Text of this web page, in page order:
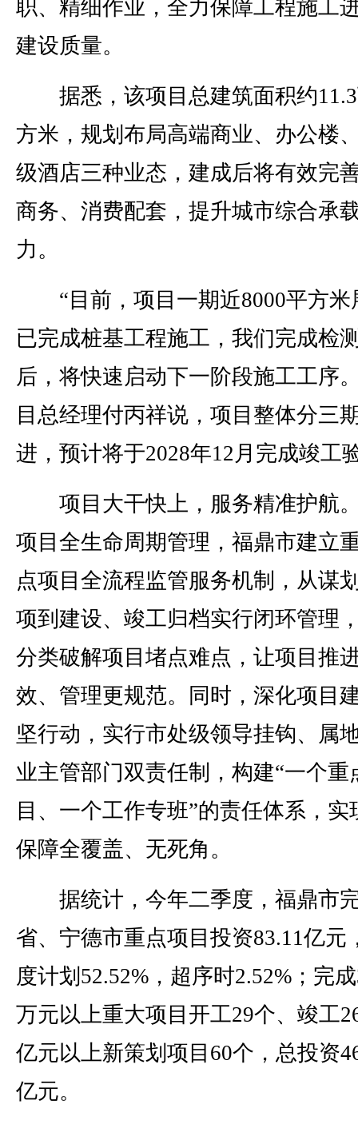
职、精细作业，全力保障工程施工
建设质量。
据悉，该项目总建筑面积约
方米，规划布局高端商业、办公楼
级酒店三种业态，建成后将有效完
商务、消费配套，提升城市综合承
力。
“目前，项目一期近8000平方米
已完成桩基工程施工，我们完成检
后，将快速启动下一阶段施工工序
目总经理付丙祥说，项目整体分三
进，预计将于2028年12月完成竣工
项目大干快上，服务精准护航
项目全生命周期管理，福鼎市建立
点项目全流程监管服务机制，从谋
项到建设、竣工归档实行闭环管理
分类破解项目堵点难点，让项目推
效、管理更规范。同时，深化项目
坚行动，实行市处级领导挂钩、属
业主管部门双责任制，构建“一个重
目、一个工作专班”的责任体系，实
保障全覆盖、无死角。
据统计，今年二季度，福鼎市
省、宁德市重点项目投资83.11亿元
度计划52.52%，超序时2.52%；完
万元以上重大项目开工29个、竣工
亿元以上新策划项目60个，总投资
亿元。